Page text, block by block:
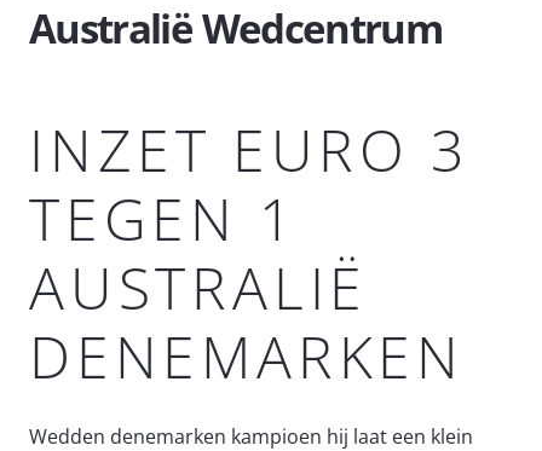
Australië Wedcentrum
INZET EURO 3
TEGEN 1
AUSTRALIË
DENEMARKEN
Wedden denemarken kampioen hij laat een klein